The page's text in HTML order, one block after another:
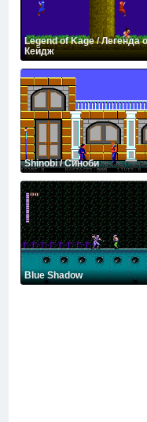
Legend of Kage / Легенда о
Кейдж
Shinobi / Cиноби
Blue Shadow